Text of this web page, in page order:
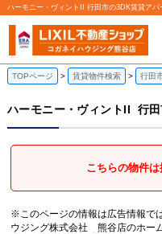
ハーモニー・ヴィントII 行田市の3DK賃貸ア
TOPページ 賃貸物件検索 行田
ハーモニー・ヴィントII 行
こちらの物件は
※このページの情報は広告情報で
ウジング株式会社 熊谷店のホー